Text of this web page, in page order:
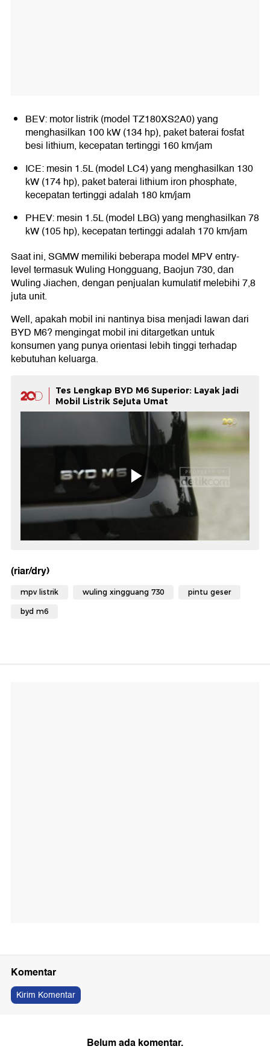
BEV: motor listrik (model TZ180XS2A0) yang
menghasilkan 100 kW (134 hp), paket baterai fosfat
besi lithium, kecepatan tertinggi 160 km/jam
ICE: mesin 1.5L (model LC4) yang menghasilkan 130
kW (174 hp), paket baterai lithium iron phosphate,
kecepatan tertinggi adalah 180 km/jam
PHEV: mesin 1.5L (model LBG) yang menghasilkan 78
kW (105 hp), kecepatan tertinggi adalah 170 km/jam
Saat ini, SGMW memiliki beberapa model MPV entry-
level termasuk Wuling Hongguang, Baojun 730, dan
Wuling Jiachen, dengan penjualan kumulatif melebihi 7,8
juta unit.
Well, apakah mobil ini nantinya bisa menjadi lawan dari
BYD M6? mengingat mobil ini ditargetkan untuk
konsumen yang punya orientasi lebih tinggi terhadap
kebutuhan keluarga.
Tes Lengkap BYD M6 Superior: Layak jadi
Mobil Listrik Sejuta Umat
(riar/dry)
mpv listrik wuling xingguang 730 pintu geser
byd m6
Komentar
Kirim Komentar
Belum ada komentar.